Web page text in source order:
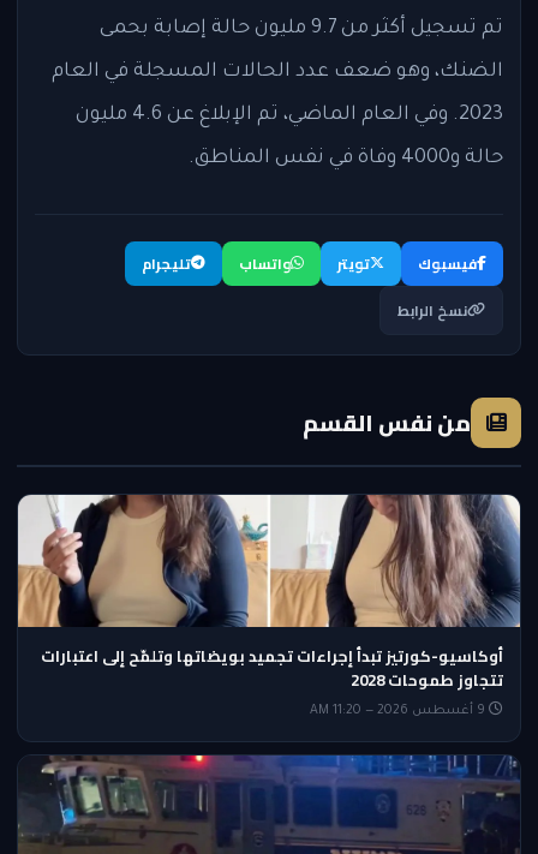
تم تسجيل أكثر من 9.7 مليون حالة إصابة بحمى
الضنك، وهو ضعف عدد الحالات المسجلة في العام
2023. وفي العام الماضي، تم الإبلاغ عن 4.6 مليون
حالة و4000 وفاة في نفس المناطق.
فيسبوك تويتر واتساب
تليجرام
نسخ الرابط
من نفس القسم
أوكاسيو-كورتيز تبدأ إجراءات تجميد بويضاتها وتلمّح إلى اعتبارات
تتجاوز طموحات 2028